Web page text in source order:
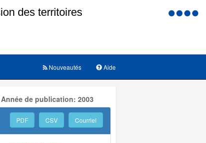
Menu
Aide
Nouveautés
de publication: 2003
PDF CSV Courriel